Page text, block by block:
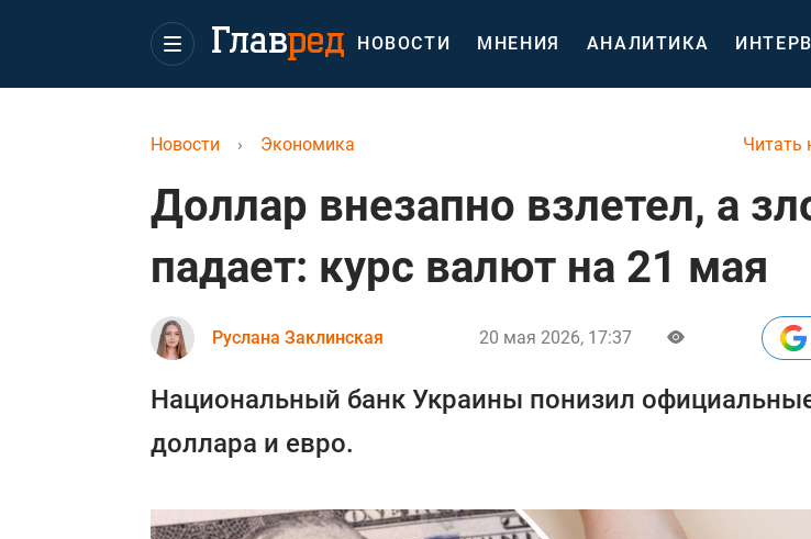
НОВОСТИ МНЕНИЯ АНАЛИТИКА
Читать
Новости › Экономика
Доллар внезапно взлетел, а
падает: курс валют на 21 мая
Руслана Заклинская 20 мая 2026, 17:37
Национальный банк Украины понизил
доллара и евро.